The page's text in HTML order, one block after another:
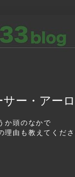
ー・アーロ
か頭のなかで
由も教えてくださ